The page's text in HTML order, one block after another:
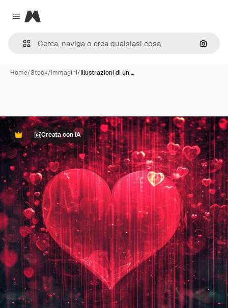
Close menu
Magnific
Cerca
Home/Stock/Immagini/Illustrazioni di un …
PremiumCreata con IA